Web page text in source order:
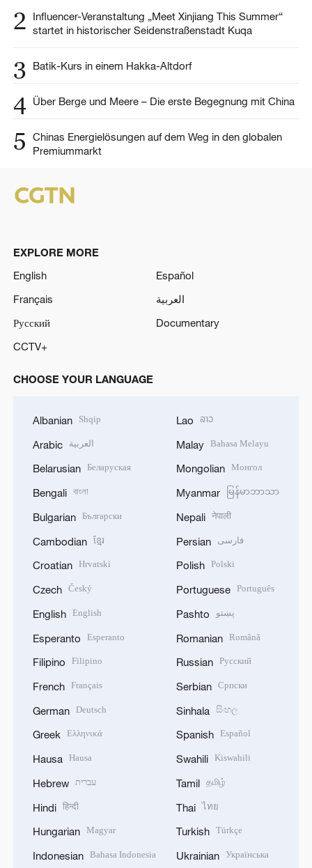
2
Influencer-Veranstaltung „Meet Xinjiang This Summer“
startet in historischer Seidenstraßenstadt Kuqa
3 Batik-Kurs in einem Hakka-Altdorf
4 Über Berge und Meere – Die erste Begegnung mit China
5
Chinas Energielösungen auf dem Weg in den globalen
Premiummarkt
EXPLORE MORE
English
Español
Français
العربية
Русский
Documentary
CCTV+
CHOOSE YOUR LANGUAGE
Albanian Shqip
Arabic العربية
Belarusian Беларуская
Bengali বাংলা
Bulgarian Български
Cambodian ខ្មែរ
Croatian Hrvatski
Czech Český
English English
Esperanto Esperanto
Filipino Filipino
French Français
German Deutsch
Greek Ελληνικά
Hausa Hausa
Hebrew עברית
Hindi हिन्दी
Hungarian Magyar
Indonesian Bahasa Indonesia
Lao ລາວ
Malay Bahasa Melayu
Mongolian Монгол
Myanmar မြန်မာဘာသာ
Nepali नेपाली
Persian فارسی
Polish Polski
Portuguese Português
Pashto پښتو
Romanian Română
Russian Русский
Serbian Српски
Sinhala සිංහල
Spanish Español
Swahili Kiswahili
Tamil தமிழ்
Thai ไทย
Turkish Türkçe
Ukrainian Українська